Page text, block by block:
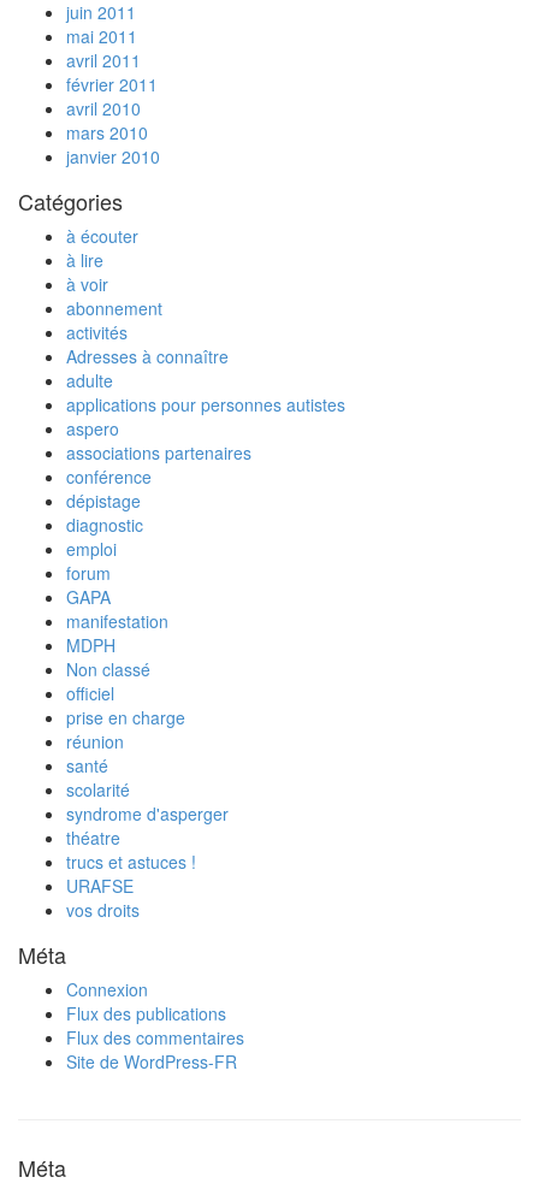
juin 2011
mai 2011
avril 2011
février 2011
avril 2010
mars 2010
janvier 2010
Catégories
à écouter
à lire
à voir
abonnement
activités
Adresses à connaître
adulte
applications pour personnes autistes
aspero
associations partenaires
conférence
dépistage
diagnostic
emploi
forum
GAPA
manifestation
MDPH
Non classé
officiel
prise en charge
réunion
santé
scolarité
syndrome d'asperger
théatre
trucs et astuces !
URAFSE
vos droits
Méta
Connexion
Flux des publications
Flux des commentaires
Site de WordPress-FR
Méta